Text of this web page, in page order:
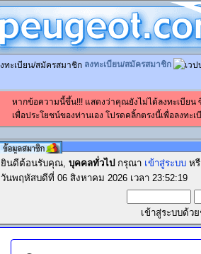
ลงทะเบียน/สมัครสมาชิก
หากข้อความนี้ขึ้น!!! แสดงว่าคุณยังไม่ได้ลงทะเบียน
เพื่อประโยชน์ของท่านเอง โปรดคลิ้กตรงนี้เพื่อลงทะเ
ยินดีต้อนรับคุณ, บุคคลทั่วไป กรุณา เข้าสู่ระบบ ห
วันพฤหัสบดีที่ 06 สิงหาคม 2026 เวลา 23:52:19
เข้าสู่ระบบด้ว